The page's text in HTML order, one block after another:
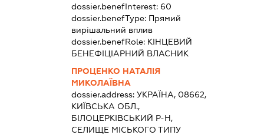
dossier.benefInterest: 60
dossier.benefType: Прямий
вирішальний вплив
dossier.benefRole: КІНЦЕВИЙ
БЕНЕФІЦІАРНИЙ ВЛАСНИК
ПРОЦЕНКО НАТАЛІЯ
МИКОЛАЇВНА
dossier.address: УКРАЇНА, 08662,
КИЇВСЬКА ОБЛ.,
БІЛОЦЕРКІВСЬКИЙ Р-Н,
СЕЛИЩЕ МІСЬКОГО ТИПУ